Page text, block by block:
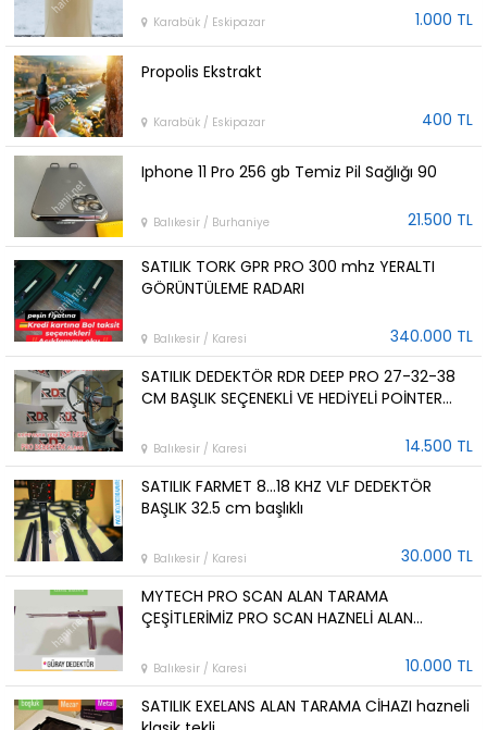
Karabük / Eskipazar 1.000 TL
Propolis Ekstrakt
Karabük / Eskipazar 400 TL
Iphone 11 Pro 256 gb Temiz Pil Sağlığı 90
Balıkesir / Burhaniye 21.500 TL
SATILIK TORK GPR PRO 300 mhz YERALTI
GÖRÜNTÜLEME RADARI
Balıkesir / Karesi
340.000 TL
SATILIK DEDEKTÖR RDR DEEP PRO 27-32-38
CM BAŞLIK SEÇENEKLİ VE HEDİYELİ POİNTER
Balıkesir / Karesi
14.500 TL
SATILIK FARMET 8...18 KHZ VLF DEDEKTÖR
BAŞLIK 32.5 cm başlıklı
Balıkesir / Karesi
30.000 TL
MYTECH PRO SCAN ALAN TARAMA
ÇEŞİTLERİMİZ PRO SCAN HAZNELİ ALAN
Balıkesir / Karesi
10.000 TL
SATILIK EXELANS ALAN TARAMA CİHAZI hazneli